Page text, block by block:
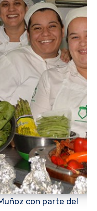
con parte del